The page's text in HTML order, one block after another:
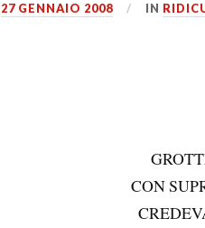
27 GENNAIO 2008 IN
CON